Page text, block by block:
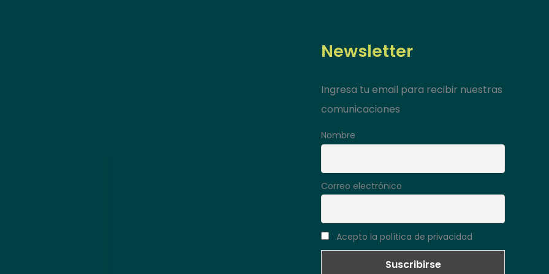
Newsletter
Ingresa tu email para recibir nuestras
comunicaciones
Nombre
Correo electrónico
Acepto la política de privacidad